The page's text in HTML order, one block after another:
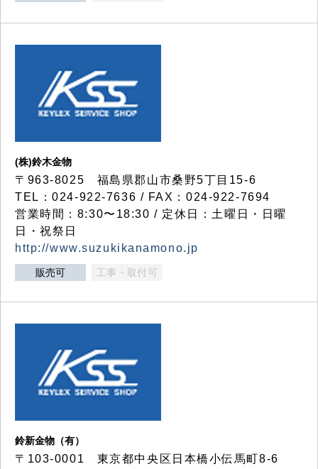
(株)鈴木金物
〒963-8025 福島県郡山市桑野5丁目15-6
TEL：024-922-7636 / FAX：024-922-7694
営業時間：8:30〜18:30 / 定休日：土曜日・日曜
日・祝祭日
http://www.suzukikanamono.jp
販売可 工事・取付可
鈴新金物（有）
〒103-0001 東京都中央区日本橋小伝馬町8-6